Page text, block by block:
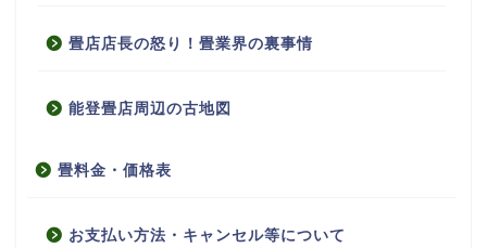
畳店店長の怒り！畳業界の裏事情
能登畳店周辺の古地図
畳料金・価格表
お支払い方法・キャンセル等について